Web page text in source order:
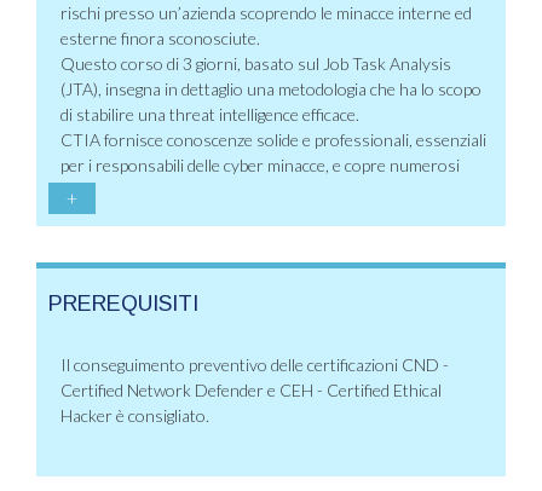
rischi presso un’azienda scoprendo le minacce interne ed
esterne finora sconosciute.
Questo corso di 3 giorni, basato sul Job Task Analysis
(JTA), insegna in dettaglio una metodologia che ha lo scopo
di stabilire una threat intelligence efficace.
CTIA fornisce conoscenze solide e professionali, essenziali
per i responsabili delle cyber minacce, e copre numerosi
+
PREREQUISITI
Il conseguimento preventivo delle certificazioni CND -
Certified Network Defender e CEH - Certified Ethical
Hacker è consigliato.